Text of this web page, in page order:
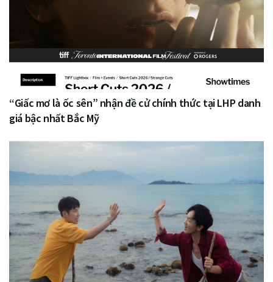
“Giấc mơ là ốc sên” nhận đề cử chính thức tại LHP danh
giá bậc nhất Bắc Mỹ